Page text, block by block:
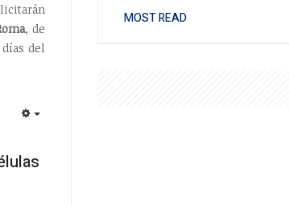
, de
del
MOST READ